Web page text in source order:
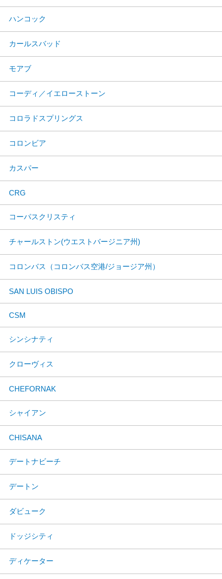
ハンコック
カールスバッド
モアブ
コーディ／イエローストーン
コロラドスプリングス
コロンビア
カスパー
CRG
コーパスクリスティ
チャールストン(ウエストバージニア州)
コロンバス（コロンバス空港/ジョージア州）
SAN LUIS OBISPO
CSM
シンシナティ
クローヴィス
CHEFORNAK
シャイアン
CHISANA
デートナビーチ
デートン
ダビューク
ドッジシティ
ディケーター